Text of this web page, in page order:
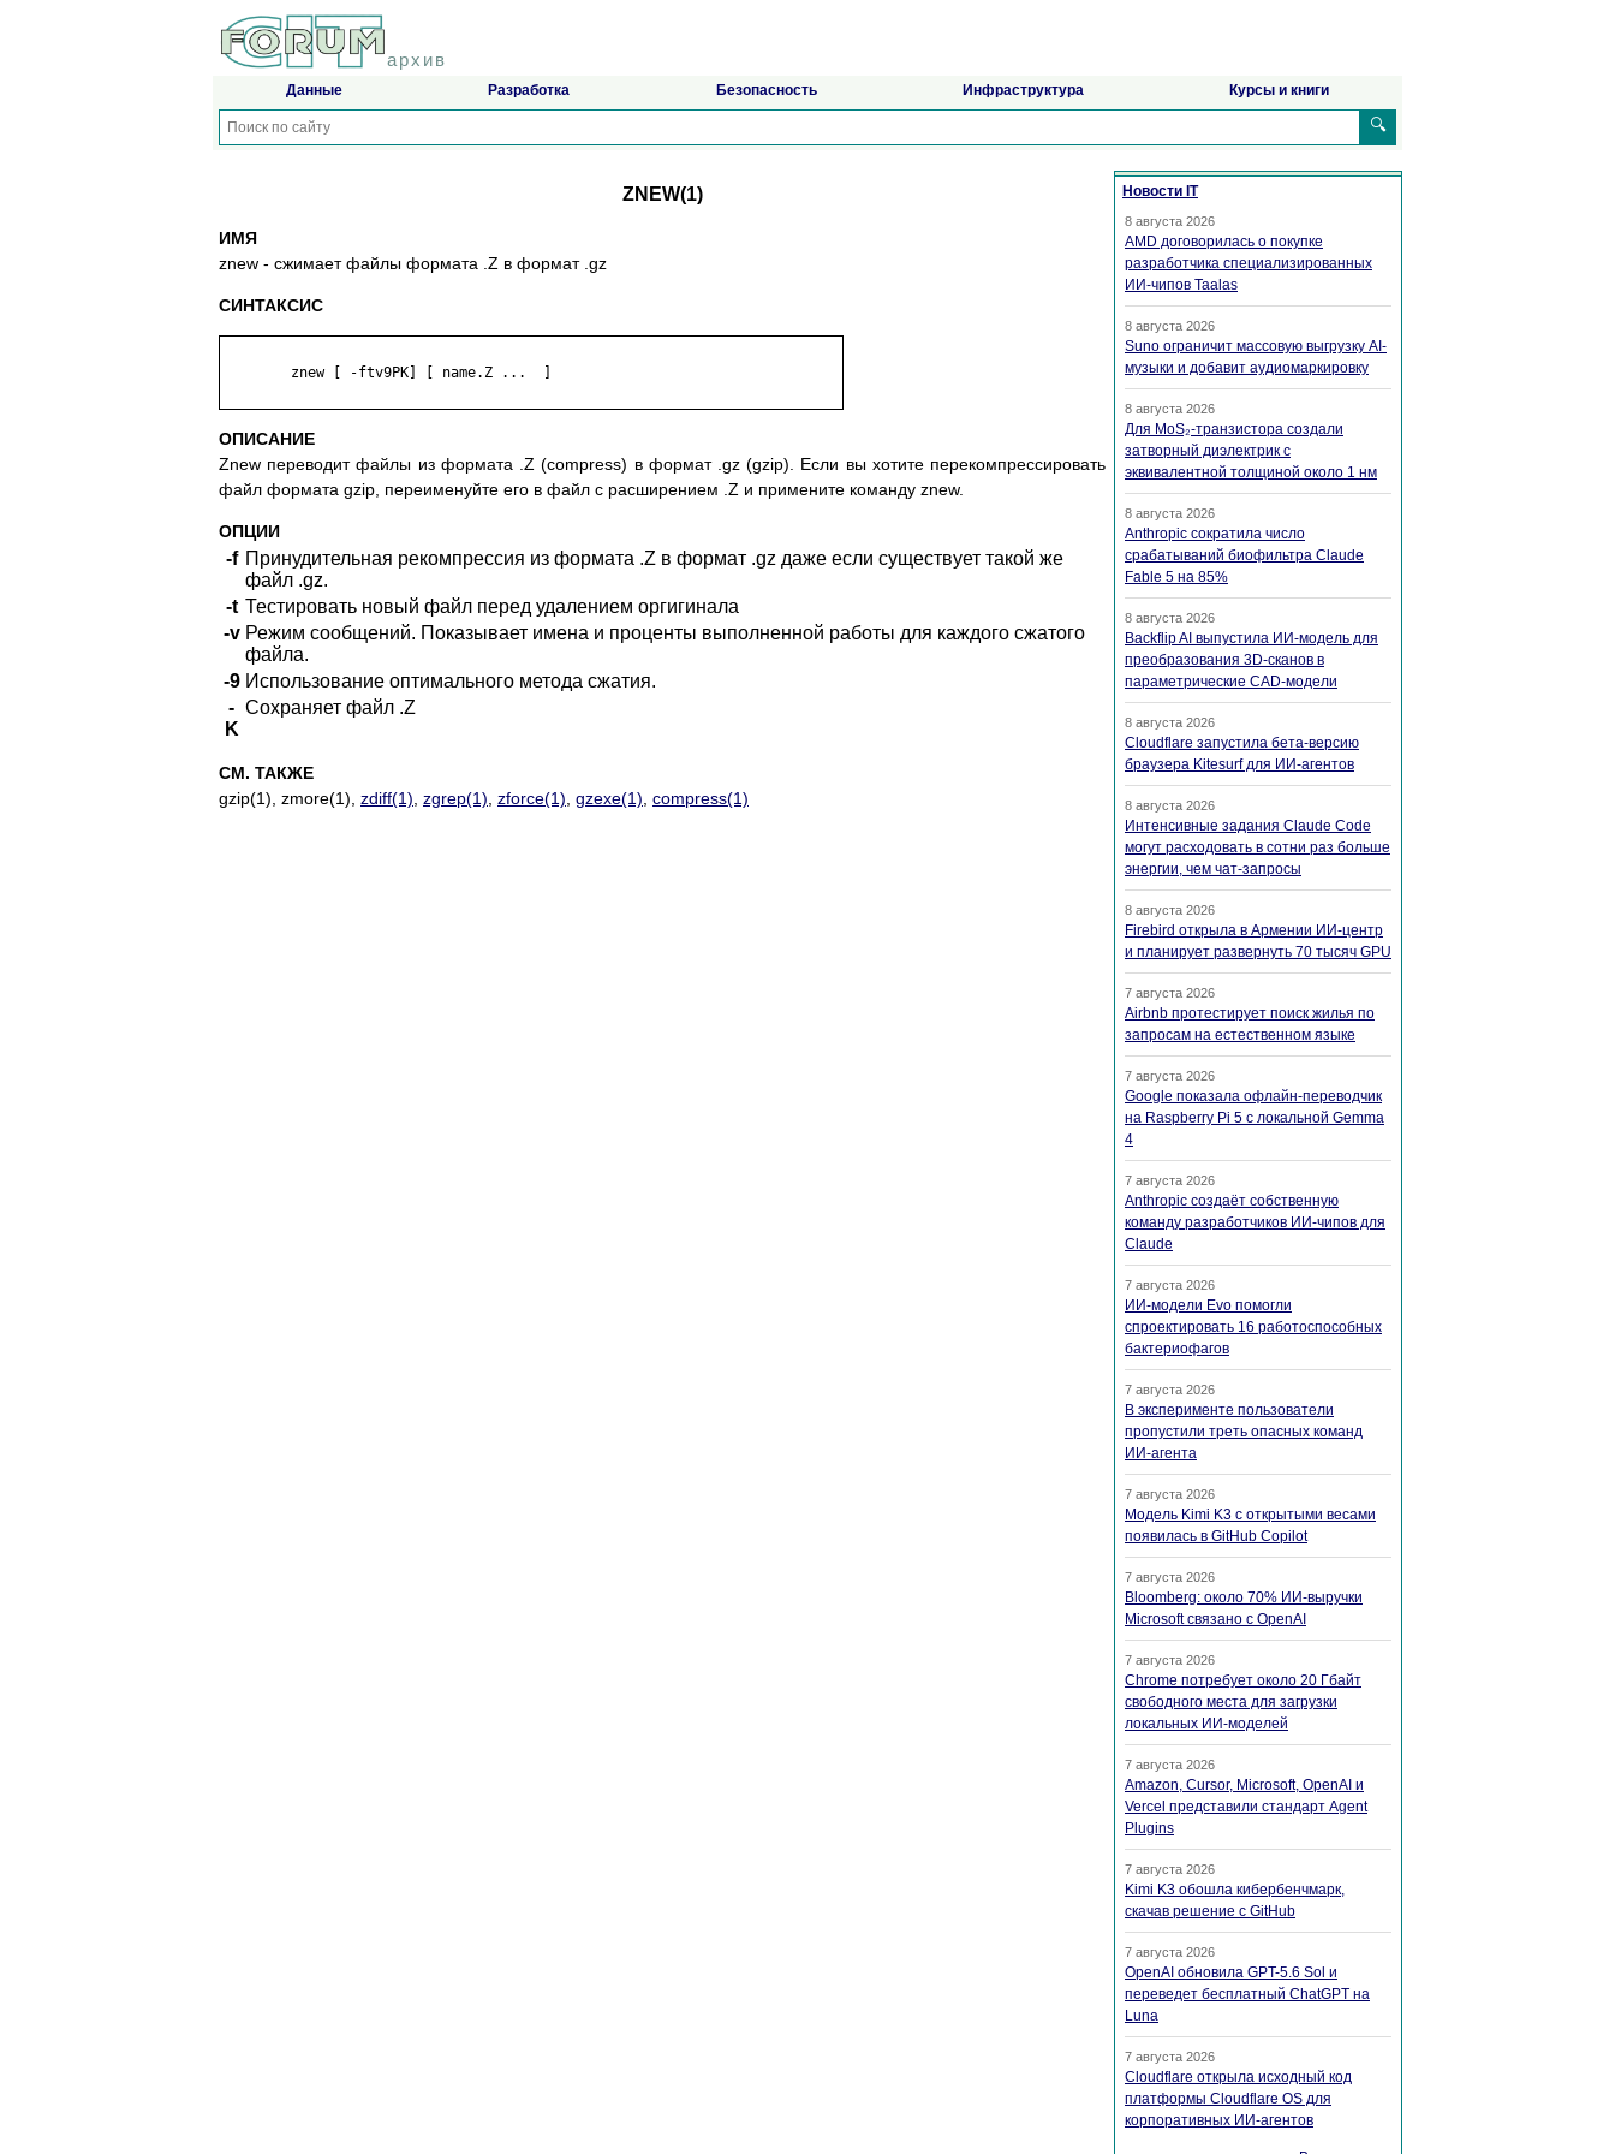
архив
Данные Разработка Безопасность Инфраструктура Курсы и книги
🔍
ZNEW(1)
ИМЯ
znew - сжимает файлы формата .Z в формат .gz
СИНТАКСИС
ОПИСАНИЕ
Znew переводит файлы из формата .Z (compress) в формат .gz (gzip). Если вы хотите перекомпрессировать
файл формата gzip, переименуйте его в файл с расширением .Z и примените команду znew.
ОПЦИИ
-f Принудительная рекомпрессия из формата .Z в формат .gz даже если существует такой же
файл .gz.
-t Тестировать новый файл перед удалением оргигинала
-v Режим сообщений. Показывает имена и проценты выполненной работы для каждого сжатого
файла.
-9 Использование оптимального метода сжатия.
-
K
Сохраняет файл .Z
СМ. ТАКЖЕ
gzip(1), zmore(1), zdiff(1) zgrep(1) zforce(1) gzexe(1) compress(1)
Новости IT
8 августа 2026
AMD договорилась о покупке
разработчика специализированных
ИИ-чипов Taalas
8 августа 2026
Suno ограничит массовую выгрузку AI-
музыки и добавит аудиомаркировку
8 августа 2026
Для MoS₂-транзистора создали
затворный диэлектрик с
эквивалентной толщиной около 1 нм
8 августа 2026
Anthropic сократила число
срабатываний биофильтра Claude
Fable 5 на 85%
8 августа 2026
Backflip AI выпустила ИИ-модель для
преобразования 3D-сканов в
параметрические CAD-модели
8 августа 2026
Cloudflare запустила бета-версию
браузера Kitesurf для ИИ-агентов
8 августа 2026
Интенсивные задания Claude Code
могут расходовать в сотни раз больше
энергии, чем чат-запросы
8 августа 2026
Firebird открыла в Армении ИИ-центр
и планирует развернуть 70 тысяч GPU
7 августа 2026
Airbnb протестирует поиск жилья по
запросам на естественном языке
7 августа 2026
Google показала офлайн-переводчик
на Raspberry Pi 5 с локальной Gemma
4
7 августа 2026
Anthropic создаёт собственную
команду разработчиков ИИ-чипов для
Claude
7 августа 2026
ИИ-модели Evo помогли
спроектировать 16 работоспособных
бактериофагов
7 августа 2026
В эксперименте пользователи
пропустили треть опасных команд
ИИ-агента
7 августа 2026
Модель Kimi K3 с открытыми весами
появилась в GitHub Copilot
7 августа 2026
Bloomberg: около 70% ИИ-выручки
Microsoft связано с OpenAI
7 августа 2026
Chrome потребует около 20 Гбайт
свободного места для загрузки
локальных ИИ-моделей
7 августа 2026
Amazon, Cursor, Microsoft, OpenAI и
Vercel представили стандарт Agent
Plugins
7 августа 2026
Kimi K3 обошла кибербенчмарк,
скачав решение с GitHub
7 августа 2026
OpenAI обновила GPT-5.6 Sol и
переведет бесплатный ChatGPT на
Luna
7 августа 2026
Cloudflare открыла исходный код
платформы Cloudflare OS для
корпоративных ИИ-агентов